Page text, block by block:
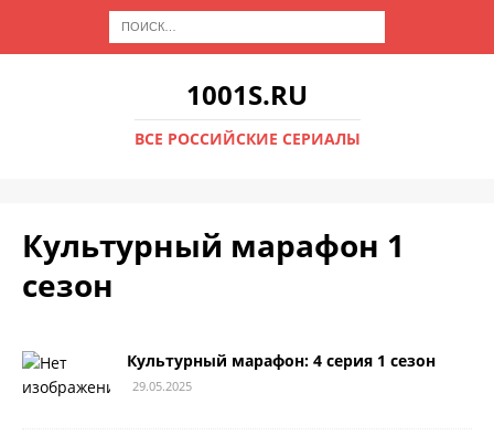
1001S.RU
ВСЕ РОССИЙСКИЕ СЕРИАЛЫ
Культурный марафон 1
сезон
Культурный марафон: 4 серия 1 сезон
29.05.2025